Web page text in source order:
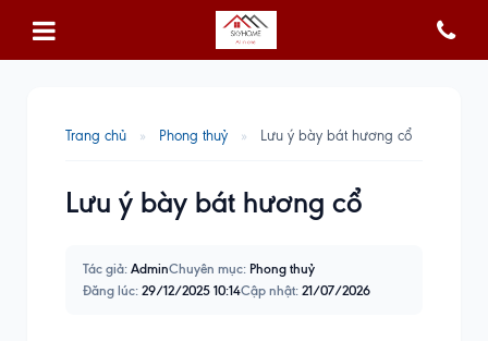
Trang chủ » Phong thuỷ » Lưu ý bày bát hương cổ
Lưu ý bày bát hương cổ
Tác giả: AdminChuyên mục: Phong thuỷ
Đăng lúc: 29/12/2025 10:14Cập nhật: 21/07/2026